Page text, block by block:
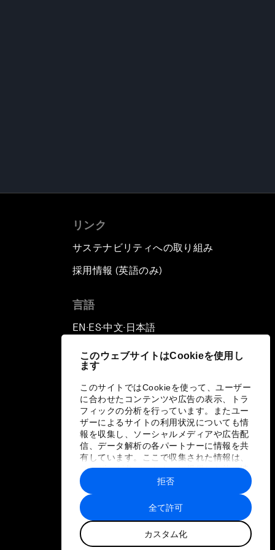
このウェブサイトはCookieを使用し
ます
このサイトではCookieを使って、ユーザー
に合わせたコンテンツや広告の表示、トラ
フィックの分析を行っています。またユー
ザーによるサイトの利用状況についても情
報を収集し、ソーシャルメディアや広告配
信、データ解析の各パートナーに情報を共
有しています。ここで収集された情報は、
ユーザーが各パートナーに提供した他の情
報や各パートナーのサービスを使用した際
に収集された情報と組み合わされ、各パー
トナーによって使用されることがありま
す。
全て許可
カスタム化
拒否
リンク
サステナビリティへの取り組み
採用情報 (英語のみ)
言語
EN ▪ES▪中文▪ 日本語